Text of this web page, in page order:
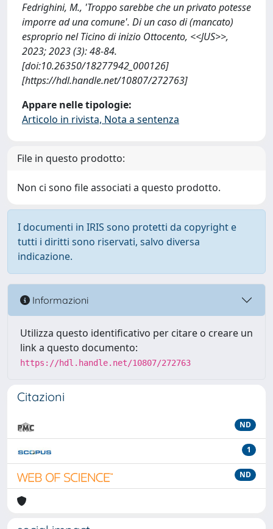
Fedrighini, M., 'Troppo sarebbe che un privato potesse
imporre ad una comune'. Di un caso di (mancato)
esproprio nel Ticino di inizio Ottocento, <<JUS>>,
2023; 2023 (3): 48-84.
[doi:10.26350/18277942_000126]
[https://hdl.handle.net/10807/272763]
Appare nelle tipologie:
Articolo in rivista, Nota a sentenza
File in questo prodotto:
Non ci sono file associati a questo prodotto.
I documenti in IRIS sono protetti da copyright e
tutti i diritti sono riservati, salvo diversa
indicazione.
Informazioni
Utilizza questo identificativo per citare o creare un
link a questo documento:
https://hdl.handle.net/10807/272763
Citazioni
ND
1
ND